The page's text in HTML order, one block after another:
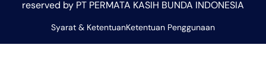
a
p
p
r
a
o
k
p
e
e
reserved by PT PERMATA KASIH BUNDA INDONESIA
Syarat & KetentuanKetentuan Penggunaan